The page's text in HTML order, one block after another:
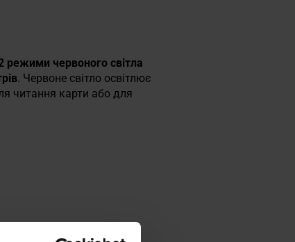
режими червоного світла
. Червоне світло освітлює
читання карти або для